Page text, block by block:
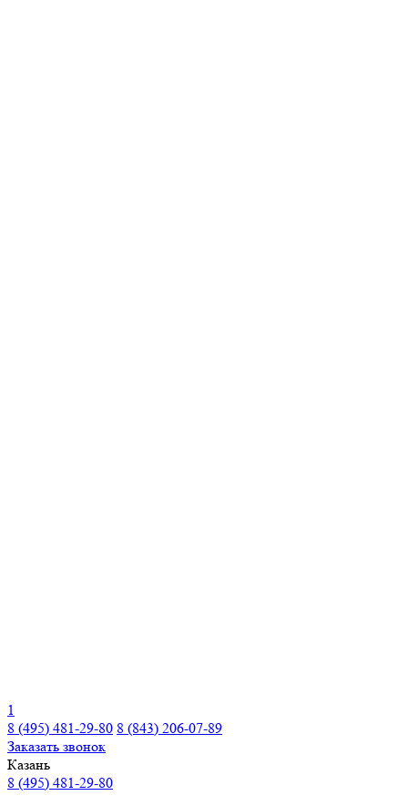
1
8 (495) 481-29-80 8 (843) 206-07-89
Заказать звонок
Казань
8 (495) 481-29-80